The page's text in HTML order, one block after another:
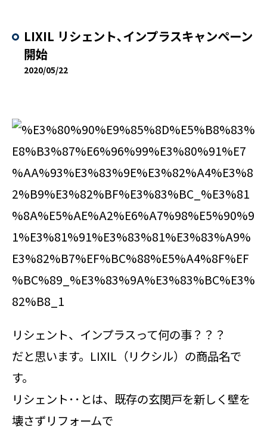
LIXIL リシェント､インプラスキャンペーン
開始
2020/05/22
リシェント、インプラスって何の事？？？
だと思います。LIXIL（リクシル）の商品名で
す。
リシェント･･とは、既存の玄関戸を新しく壁を
壊さずリフォームで